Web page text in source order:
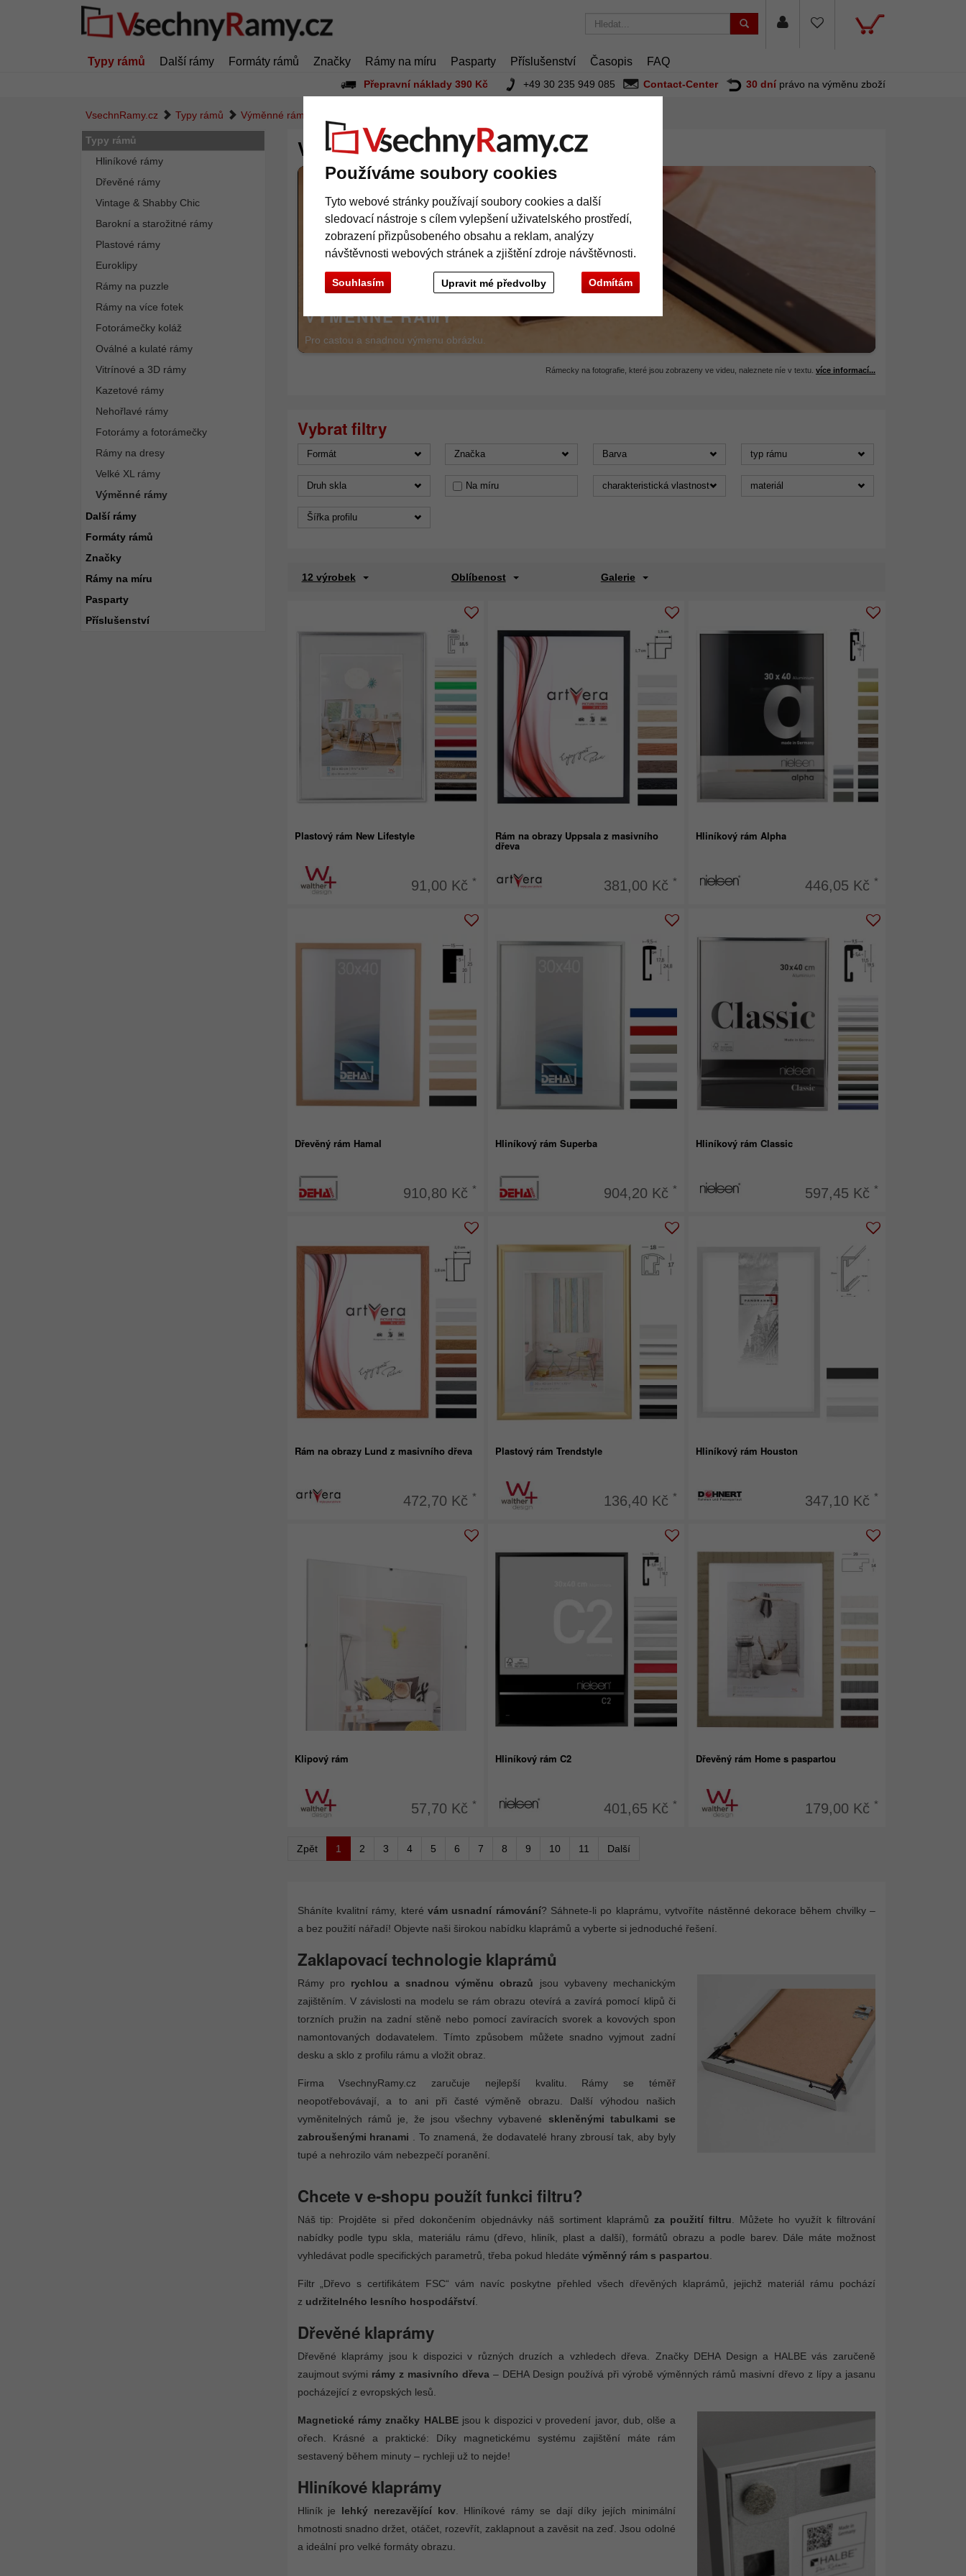
Používáme soubory cookies
Tyto webové stránky používají soubory cookies a další
sledovací nástroje s cílem vylepšení uživatelského prostředí,
zobrazení přizpůsobeného obsahu a reklam, analýzy
návštěvnosti webových stránek a zjištění zdroje návštěvnosti.
Souhlasím Odmítám
Upravit mé předvolby
Typy rámů Další rámy Formáty rámů Značky Rámy na míru Pasparty Příslušenství Časopis FAQ
Přepravní náklady 390 Kč +49 30 235 949 085 Contact-Center 30 dní právo na výměnu zboží
VsechnRamy.cz Typy rámů Výměnné rámy
Typy rámů
Hliníkové rámy
Dřevěné rámy
Vintage & Shabby Chic
Barokní a starožitné rámy
Plastové rámy
Euroklipy
Rámy na puzzle
Rámy na více fotek
Fotorámečky koláž
Oválné a kulaté rámy
Vitrínové a 3D rámy
Kazetové rámy
Nehořlavé rámy
Fotorámy a fotorámečky
Rámy na dresy
Velké XL rámy
Výměnné rámy
Další rámy
Formáty rámů
Značky
Rámy na míru
Pasparty
Příslušenství
Výmenné rámy
VÝMENNÉ RÁMY
Pro castou a snadnou výmenu obrázku.
Rámecky na fotografie, které jsou zobrazeny ve videu, naleznete níe v textu. více informací...
Formát Značka Barva typ rámu
Druh skla Na míru charakteristická vlastnost materiál
Šířka profilu
12 výrobek Oblíbenost Galerie
Plastový rám New Lifestyle
91,00 Kč *
Rám na obrazy Uppsala z masivního
dřeva
381,00 Kč *
Hliníkový rám Alpha
446,05 Kč *
Dřevěný rám Hamal
910,80 Kč *
Hliníkový rám Superba
904,20 Kč *
Hliníkový rám Classic
597,45 Kč *
Rám na obrazy Lund z masivního dřeva
472,70 Kč *
Plastový rám Trendstyle
136,40 Kč *
Hliníkový rám Houston
347,10 Kč *
Klipový rám
57,70 Kč *
Hliníkový rám C2
401,65 Kč *
Dřevěný rám Home s paspartou
179,00 Kč *
Zpět 1 2 3 4 5 6 7 8 9 10 11 Další
Sháníte kvalitní rámy, které vám usnadní rámování? Sáhnete-li po klaprámu, vytvoříte nástěnné dekorace během chvilky –
a bez použití nářadí! Objevte naši širokou nabídku klaprámů a vyberte si jednoduché řešení.
Zaklapovací technologie klaprámů
Rámy pro rychlou a snadnou výměnu obrazů jsou vybaveny mechanickým
zajištěním. V závislosti na modelu se rám obrazu otevírá a zavírá pomocí klipů či
torzních pružin na zadní stěně nebo pomocí zavíracích svorek a kovových spon
namontovaných dodavatelem. Tímto způsobem můžete snadno vyjmout zadní
desku a sklo z profilu rámu a vložit obraz.
Firma VsechnyRamy.cz zaručuje nejlepší kvalitu. Rámy se téměř
neopotřebovávají, a to ani při časté výměně obrazu. Další výhodou našich
vyměnitelných rámů je, že jsou všechny vybavené skleněnými tabulkami se
zabroušenými hranami . To znamená, že dodavatelé hrany zbrousí tak, aby byly
tupé a nehrozilo vám nebezpečí poranění.
Chcete v e-shopu použít funkci filtru?
Náš tip: Projděte si před dokončením objednávky náš sortiment klaprámů za použití filtru . Můžete ho využít k filtrování
nabídky podle typu skla, materiálu rámu (dřevo, hliník, plast a další), formátů obrazu a podle barev. Dále máte možnost
vyhledávat podle specifických parametrů, třeba pokud hledáte výměnný rám s paspartou
Filtr „Dřevo s certifikátem FSC“ vám navíc poskytne přehled všech dřevěných klaprámů, jejichž materiál rámu pochází
z udržitelného lesního hospodářství.
Dřevěné klaprámy
Dřevěné klaprámy jsou k dispozici v různých druzích a vzhledech dřeva. Značky DEHA Design a HALBE vás zaručeně
zaujmout svými rámy z masivního dřeva – DEHA Design používá při výrobě výměnných rámů masivní dřevo z lípy a jasanu
pocházející z evropských lesů.
Magnetické rámy značky HALBEjsou k dispozici v provedení javor, dub, olše a
ořech. Krásné a praktické: Díky magnetickému systému zajištění máte rám
sestavený během minuty – rychleji už to nejde!
Hliníkové klaprámy
Hliník je lehký nerezavějící kov. Hliníkové rámy se dají díky jejích minimální
hmotnosti snadno držet, otáčet, rozevřít, zaklapnout a zavěsit na zeď. Jsou odolné
a ideální pro velké formáty obrazu.